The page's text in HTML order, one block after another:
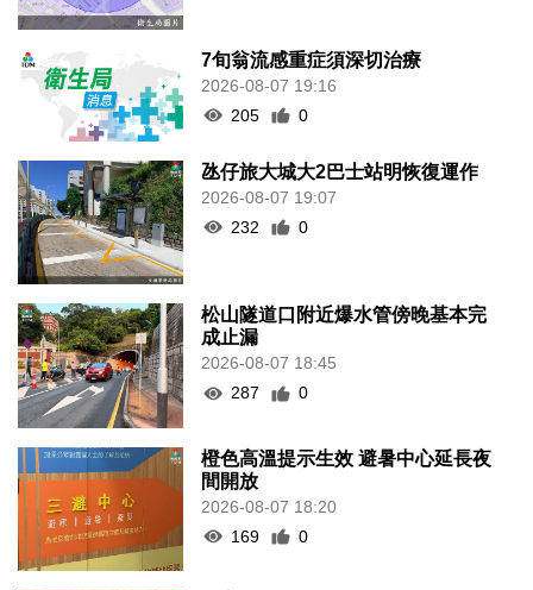
7旬翁流感重症須深切治療
2026-08-07 19:16
205
0
氹仔旅大城大2巴士站明恢復運作
2026-08-07 19:07
232
0
松山隧道口附近爆水管傍晚基本完
成止漏
2026-08-07 18:45
287
0
橙色高溫提示生效 避暑中心延長夜
間開放
2026-08-07 18:20
169
0